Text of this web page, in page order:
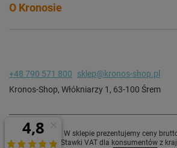
O Kronosie
+48 790 571 800
sklep@kronos-shop.pl
Kronos-Shop, Włókniarzy 1 , 63-100 Śrem
W sklepie prezentujemy ceny
Stawki VAT dla konsumentów z